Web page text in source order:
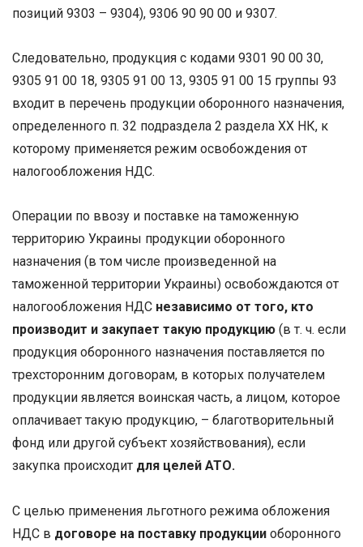
позиций 9303 – 9304), 9306 90 90 00 и 9307.
Следовательно, продукция с кодами 9301 90 00 30,
9305 91 00 18, 9305 91 00 13, 9305 91 00 15 группы 93
входит в перечень продукции оборонного назначения,
определенного п. 32 подраздела 2 раздела XX НК, к
которому применяется режим освобождения от
налогообложения НДС.
Операции по ввозу и поставке на таможенную
территорию Украины продукции оборонного
назначения (в том числе произведенной на
таможенной территории Украины) освобождаются от
налогообложения НДС независимо от того, кто
производит и закупает такую продукцию (в т. ч. если
продукция оборонного назначения поставляется по
трехсторонним договорам, в которых получателем
продукции является воинская часть, а лицом, которое
оплачивает такую продукцию, – благотворительный
фонд или другой субъект хозяйствования), если
закупка происходит для целей АТО.
С целью применения льготного режима обложения
НДС в договоре на поставку продукции оборонного